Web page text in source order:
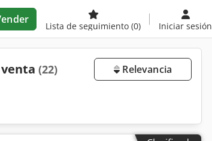
Lista de seguimiento (0) Iniciar sesión
(22) Relevancia